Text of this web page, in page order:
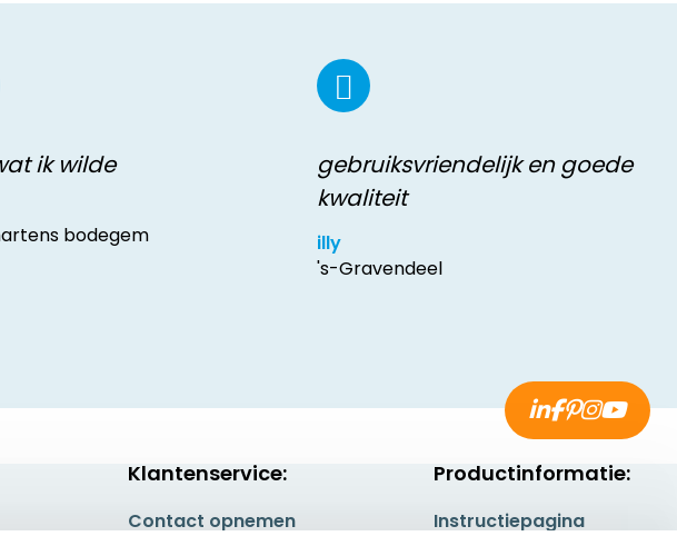
ik wilde
bodegem
gebruiksvriendelijk en goede
kwaliteit
illy
's-Gravendeel
Klantenservice:
Contact opnemen
Productinformatie:
Instructiepagina